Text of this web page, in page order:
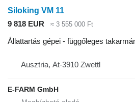
Siloking VM 11
9 818 EUR
≈ 3 555 000 Ft
Állattartás gépei - függőleges
Ausztria, At-3910 Zwettl
E-FARM GmbH